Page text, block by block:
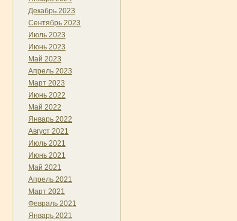
Декабрь 2023
Сентябрь 2023
Июль 2023
Июнь 2023
Май 2023
Апрель 2023
Март 2023
Июнь 2022
Май 2022
Январь 2022
Август 2021
Июль 2021
Июнь 2021
Май 2021
Апрель 2021
Март 2021
Февраль 2021
Январь 2021